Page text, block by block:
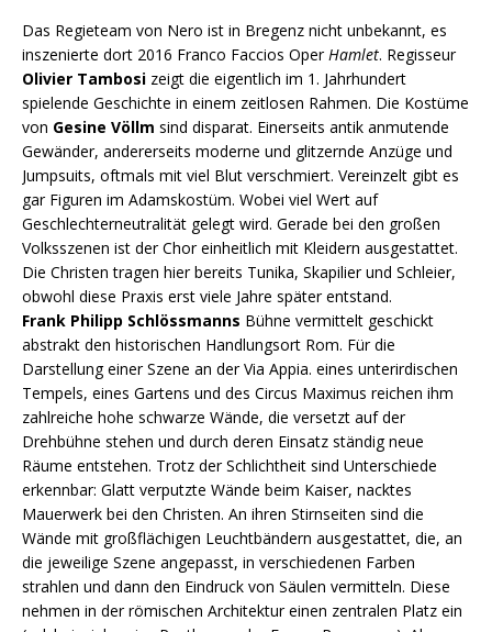
Das Regieteam von Nero ist in Bregenz nicht unbekannt, es
inszenierte dort 2016 Franco Faccios OperHamlet. Regisseur
Olivier Tambosi zeigt die eigentlich im 1. Jahrhundert
spielende Geschichte in einem zeitlosen Rahmen. Die Kostüme
von Gesine Völlm sind disparat. Einerseits antik anmutende
Gewänder, andererseits moderne und glitzernde Anzüge und
Jumpsuits, oftmals mit viel Blut verschmiert. Vereinzelt gibt es
gar Figuren im Adamskostüm. Wobei viel Wert auf
Geschlechterneutralität gelegt wird. Gerade bei den großen
Volksszenen ist der Chor einheitlich mit Kleidern ausgestattet.
Die Christen tragen hier bereits Tunika, Skapilier und Schleier,
obwohl diese Praxis erst viele Jahre später entstand.
Frank Philipp Schlössmanns Bühne vermittelt geschickt
abstrakt den historischen Handlungsort Rom. Für die
Darstellung einer Szene an der Via Appia. eines unterirdischen
Tempels, eines Gartens und des Circus Maximus reichen ihm
zahlreiche hohe schwarze Wände, die versetzt auf der
Drehbühne stehen und durch deren Einsatz ständig neue
Räume entstehen. Trotz der Schlichtheit sind Unterschiede
erkennbar: Glatt verputzte Wände beim Kaiser, nacktes
Mauerwerk bei den Christen. An ihren Stirnseiten sind die
Wände mit großflächigen Leuchtbändern ausgestattet, die, an
die jeweilige Szene angepasst, in verschiedenen Farben
strahlen und dann den Eindruck von Säulen vermitteln. Diese
nehmen in der römischen Architektur einen zentralen Platz ein